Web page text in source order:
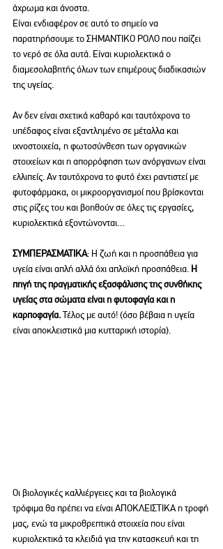
άχρωμα και άνοστα.
Είναι ενδιαφέρον σε αυτό το σημείο να
παρατηρήσουμε το ΣΗΜΑΝΤΙΚΟ ΡΟΛΟ που παίζει
το νερό σε όλα αυτά. Είναι κυριολεκτικά ο
διαμεσολαβητής όλων των επιμέρους διαδικασιών
της υγείας.
Αν δεν είναι σχετικά καθαρό και ταυτόχρονα το
υπέδαφος είναι εξαντλημένο σε μέταλλα και
ιχνοστοιχεία, η φωτοσύνθεση των οργανικών
στοιχείων και η απορρόφηση των ανόργανων είναι
ελλιπείς. Αν ταυτόχρονα το φυτό έχει ραντιστεί με
φυτοφάρμακα, οι μικροοργανισμοί που βρίσκονται
στις ρίζες του και βοηθούν σε όλες τις εργασίες,
κυριολεκτικά εξοντώνονται…
ΣΥΜΠΕΡΑΣΜΑΤΙΚΑ: H ζωή και η προσπάθεια για
υγεία είναι απλή αλλά όχι απλοϊκή προσπάθεια. Η
πηγή της πραγματικής εξασφάλισης της συνθήκης
υγείας στα σώματα είναι η φυτοφαγία και η
καρποφαγία. Τέλος με αυτό! (όσο βέβαια η υγεία
είναι αποκλειστικά μια κυτταρική ιστορία).
Οι βιολογικές καλλιέργειες και τα βιολογικά
τρόφιμα θα πρέπει να είναι ΑΠΟΚΛΕΙΣΤΙΚΑ η τροφή
μας, ενώ τα μικροθρεπτικά στοιχεία που είναι
κυριολεκτικά τα κλειδιά για την κατασκευή και τη